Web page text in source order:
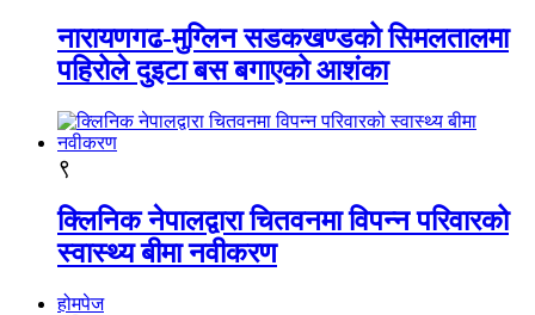
नारायणगढ-मुग्लिन सडकखण्डको सिमलतालमा
पहिरोले दुइटा बस बगाएको आशंका
९
क्लिनिक नेपालद्वारा चितवनमा विपन्न परिवारको
स्वास्थ्य बीमा नवीकरण
होमपेज